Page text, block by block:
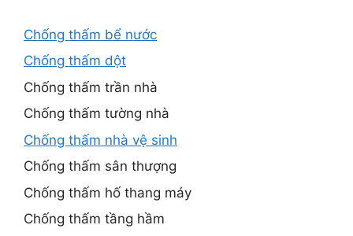
Chống thấm bể nước
Chống thấm dột
Chống thấm trần nhà
Chống thấm tường nhà
Chống thấm nhà vệ sinh
Chống thấm sân thượng
Chống thấm hố thang máy
Chống thấm tầng hầm